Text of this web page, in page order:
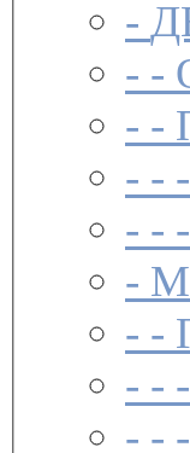
-
- -
- -
- - -
- - -
-
- -
- - -
- - -